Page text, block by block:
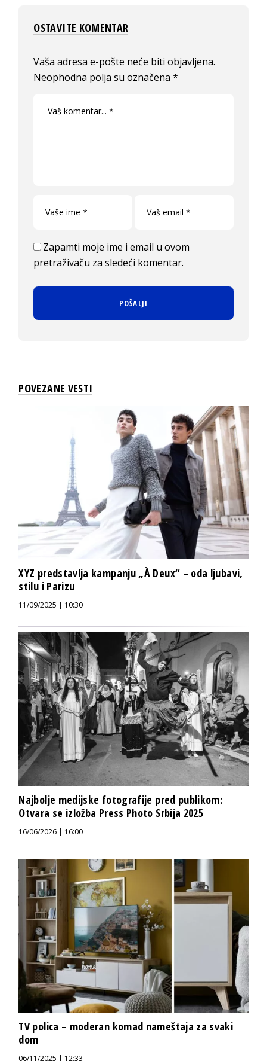
OSTAVITE KOMENTAR
Vaša adresa e-pošte neće biti objavljena.
Neophodna polja su označena*
Zapamti moje ime i email u ovom
pretraživaču za sledeći komentar.
POVEZANE VESTI
XYZ predstavlja kampanju „À Deux“ – oda ljubavi,
stilu i Parizu
11/09/2025 | 10:30
Najbolje medijske fotografije pred publikom:
Otvara se izložba Press Photo Srbija 2025
16/06/2026 | 16:00
TV polica – moderan komad nameštaja za svaki
dom
06/11/2025 | 12:33